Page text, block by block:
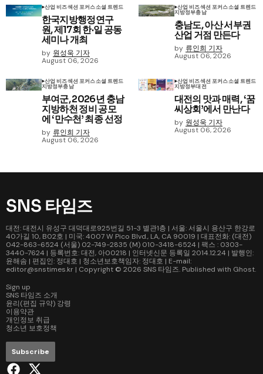
산업 비즈섹션 포커스소셜 트렌드
한국지방행정연구
원, 제17회 한·일 공동
세미나 개최
by 원성욱 기자
August 06, 2026
산업 비즈섹션 포커스소셜 트렌드
지방정부충남
충남도, 아산 서부권
산업 거점 만든다
by 류인희 기자
August 06, 2026
산업 비즈섹션 포커스소셜 트렌드
지방정부충남
부여군, 2026년 충남
지방하천 정비 공모
에 ‘만수천’ 최종 선정
by 류인희 기자
August 06, 2026
산업 비즈섹션 포커스소셜 트렌드
지방정부대전
대전의 맛과 매력, ‘꿈
씨상회’에서 만난다
by 원성욱 기자
August 06, 2026
SNS 타임즈
대전: 대전시 유성구 대덕대로925번길 51-3 별관1층 | 서울: 서울시 용산구 한강로
40가길 10, B02호 | 미국: 4007 W Pico Blvd., LA, CA 90019 | 대표전화: (대전)
042-863-6524 (서울) 02-749-2835 (M) 010-3418-6524 | 팩스 : 0303-
3440-7624 | 등록번호: 대전, 아00218 | 인터넷신문 등록일 2014.12.24 | 발행인:
윤해솜 | 편집인: 정대호 | 청소년보호책임자: 정대호 | E-mail:
editor@snstimes.kr | Copyright © 2026 SNS 타임즈. Published with Ghost.
Sign up
SNS 타임즈 소개
윤리(편집 규약) 강령
이용약관
개인정보 취급
청소년 보호정책
Subscribe